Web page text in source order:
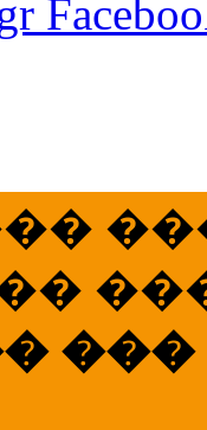
���